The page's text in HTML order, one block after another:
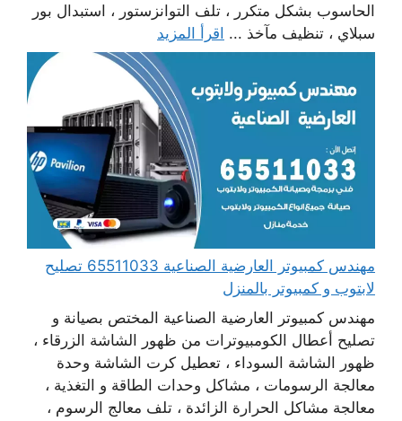
الحاسوب بشكل متكرر ، تلف التوانزستور ، استبدال بور
سبلاي ، تنظيف مآخذ ... اقرأ المزيد
مهندس كمبيوتر العارضية الصناعية 65511033 تصليح
لابتوب و كمبيوتر بالمنزل
مهندس كمبيوتر العارضية الصناعية المختص بصيانة و
تصليح أعطال الكومبيوترات من ظهور الشاشة الزرقاء ،
ظهور الشاشة السوداء ، تعطيل كرت الشاشة وحدة
معالجة الرسومات ، مشاكل وحدات الطاقة و التغذية ،
معالجة مشاكل الحرارة الزائدة ، تلف معالج الرسوم ،